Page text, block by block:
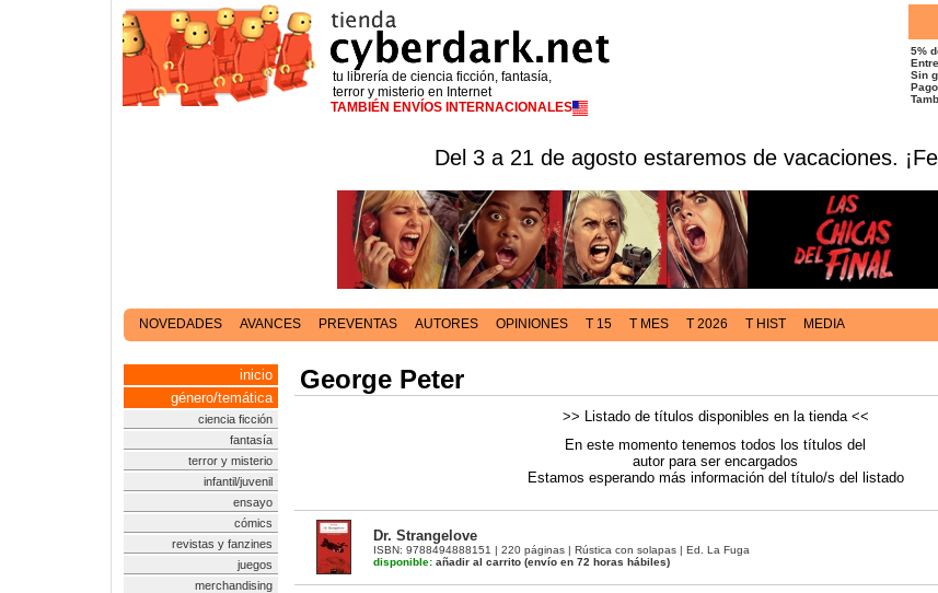
tu librería de ciencia ficción, fantasía,
terror y misterio en Internet
TAMBIÉN ENVÍOS INTERNACIONALES
5%
Sin
Del 3 a 21 de agosto estaremos de vacaciones.
NOVEDADES AVANCES PREVENTAS AUTORES OPINIONES T 15 T MES T 2026 T HIST MEDIA
inicio
género/temática
ciencia ficción
fantasía
terror y misterio
infantil/juvenil
ensayo
cómics
revistas y fanzines
juegos
merchandising
George Peter
>> Listado de títulos disponibles en la tienda <<
En este momento tenemos todos los títulos del
autor para ser encargados
Estamos esperando más información del título/s del listado
Dr. Strangelove
ISBN: 9788494888151 | 220 páginas | Rústica con solapas | Ed. La Fuga
disponible: añadir al carrito (envío en 72 horas hábiles)